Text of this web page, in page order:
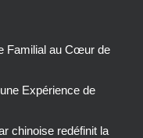
Familial au Cœur de
Expérience de
chinoise redéfinit la